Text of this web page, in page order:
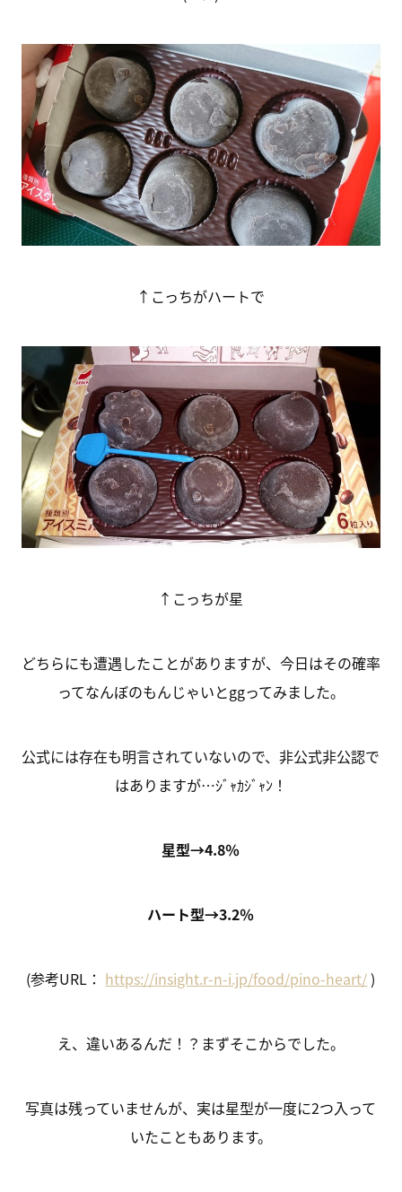
↑こっちがハートで
↑こっちが星
どちらにも遭遇したことがありますが、今日はその確率
ってなんぼのもんじゃいとggってみました。
公式には存在も明言されていないので、非公式非公認で
はありますが…ｼﾞｬｶｼﾞｬﾝ！
星型→4.8％
ハート型→3.2％
(参考URL： https://insight.r-n-i.jp/food/pino-heart/)
え、違いあるんだ！？まずそこからでした。
写真は残っていませんが、実は星型が一度に2つ入って
いたこともあります。